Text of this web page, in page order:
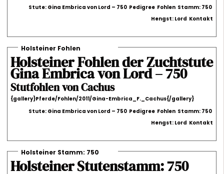
Stute: Gina Embrica von Lord – 750 Pedigree Fohlen Stamm: 750
Hengst: Lord Kontakt
Holsteiner Fohlen
Holsteiner Fohlen der Zuchtstute
Gina Embrica von Lord – 750
Stutfohlen von Cachus
{gallery}Pferde/Fohlen/2011/Gina-Embrica_F._Cachus{/gallery}
Stute: Gina Embrica von Lord – 750 Pedigree Fohlen Stamm: 750
Hengst: Lord Kontakt
Holsteiner Stamm: 750
Holsteiner Stutenstamm: 750